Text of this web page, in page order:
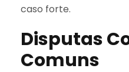
caso forte.
Disputas
Comuns